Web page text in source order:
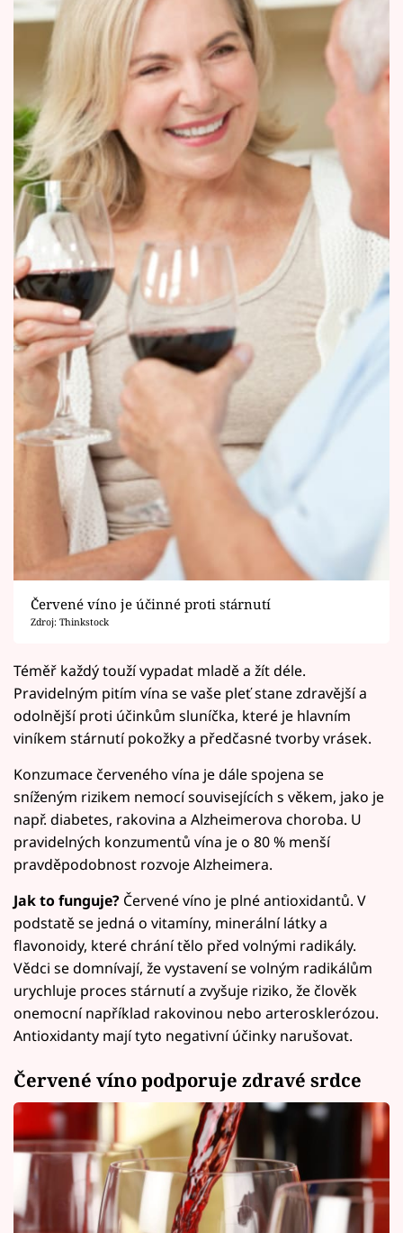
Červené víno je účinné proti stárnutí
Zdroj: Thinkstock
Téměř každý touží vypadat mladě a žít déle.
Pravidelným pitím vína se vaše pleť stane zdravější a
odolnější proti účinkům sluníčka, které je hlavním
viníkem stárnutí pokožky a předčasné tvorby vrásek.
Konzumace červeného vína je dále spojena se
sníženým rizikem nemocí souvisejících s věkem, jako je
např. diabetes, rakovina a Alzheimerova choroba. U
pravidelných konzumentů vína je o 80 % menší
pravděpodobnost rozvoje Alzheimera.
Jak to funguje? Červené víno je plné antioxidantů. V
podstatě se jedná o vitamíny, minerální látky a
flavonoidy, které chrání tělo před volnými radikály.
Vědci se domnívají, že vystavení se volným radikálům
urychluje proces stárnutí a zvyšuje riziko, že člověk
onemocní například rakovinou nebo arterosklerózou.
Antioxidanty mají tyto negativní účinky narušovat.
Červené víno podporuje zdravé srdce